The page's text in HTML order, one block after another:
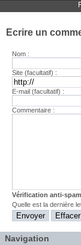
Ecrire un
Nom :
Site (facultatif) :
E-mail (facultatif) :
Commentaire :
Vérification anti-spam
Quelle est ladernière
Navigation